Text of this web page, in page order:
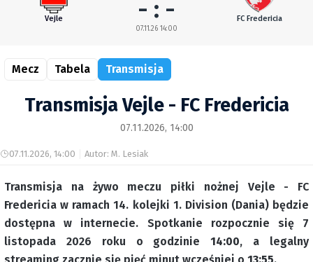
Vejle - : -
07.11.26 14:00
FC Fredericia
Mecz Tabela Transmisja
Transmisja Vejle - FC Fredericia
07.11.2026, 14:00
07.11.2026, 14:00 Autor: M. Lesiak
Transmisja na żywo meczu piłki nożnej Vejle - FC
Fredericia w ramach 14. kolejki 1. Division (Dania) będzie
dostępna w internecie. Spotkanie rozpocznie się 7
listopada 2026 roku o godzinie14:00, a legalny